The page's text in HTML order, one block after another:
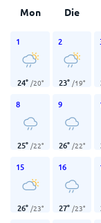
Mon Die
1
24° /20°
2
23° /19°
8
25° /22°
9
26° /22°
15
26° /23°
16
27° /23°